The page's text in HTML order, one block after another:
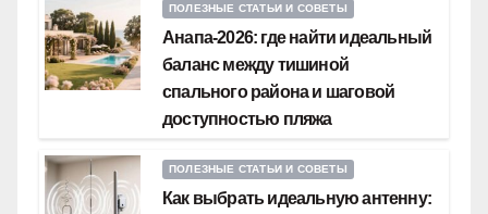
ПОЛЕЗНЫЕ СТАТЬИ И СОВЕТЫ
Анапа-2026: где найти идеальный
баланс между тишиной
спального района и шаговой
доступностью пляжа
ПОЛЕЗНЫЕ СТАТЬИ И СОВЕТЫ
Как выбрать идеальную антенну: